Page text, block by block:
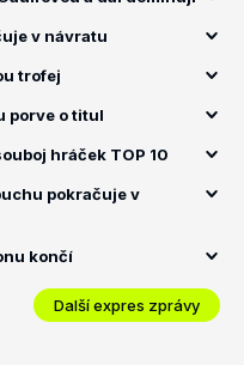
v návratu
trofej
porve o titul
hráček TOP 10
pokračuje v
končí
Další expres zprávy